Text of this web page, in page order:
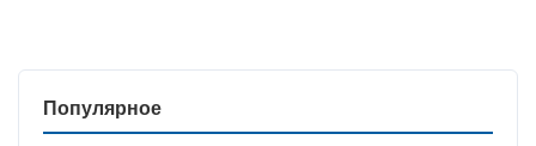
Популярное